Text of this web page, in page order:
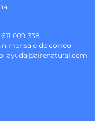
611 009 338
mensaje de correo
ayuda@airenatural.com